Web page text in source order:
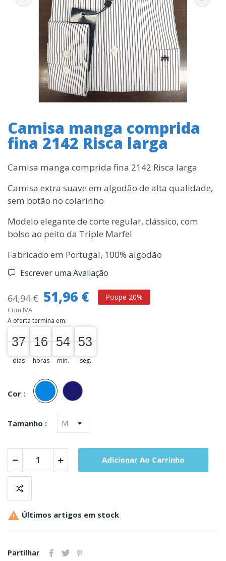
Camisa manga comprida
fina 2142 Risca larga
Camisa manga comprida fina 2142 Risca larga
Camisa extra suave em algodão de alta qualidade,
sem botão no colarinho
Modelo elegante de corte regular, clássico, com
bolso ao peito da Triple Marfel
Fabricado em Portugal, 100% algodão
Escrever uma Avaliação
64,94 € 51,96 € Poupe 20%
Com IVA
A oferta termina em:
37
37
00
dias
16
16
00
horas
54
54
00
min.
53
52
53
seg.
Cor :
Azul
Tamanho :
Adicionar Ao Carrinho
 Últimos artigos em stock
Partilhar